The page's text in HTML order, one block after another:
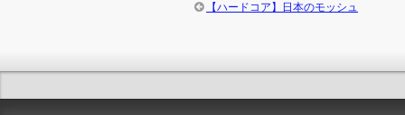
【ハードコア】日本のモッシュ